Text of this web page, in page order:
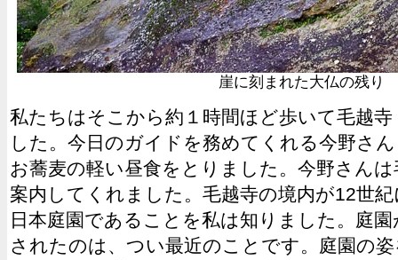
崖に刻まれた大仏の残り
私たちはそこから約１時間ほど歩いて毛越
した。今日のガイドを務めてくれる今野さ
お蕎麦の軽い昼食をとりました。今野さん
案内してくれました。毛越寺の境内が12世
日本庭園であることを私は知りました。庭
されたのは、つい最近のことです。庭園の